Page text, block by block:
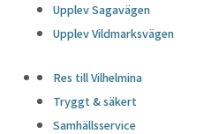
Upplev Sagavägen
Upplev Vildmarksvägen
Res till Vilhelmina
Tryggt & säkert
Samhällsservice